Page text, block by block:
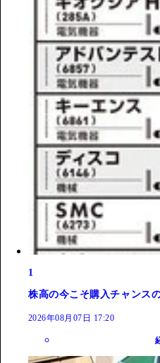
1
株高の今こそ購入チャンス
2026年08月07日 17:20